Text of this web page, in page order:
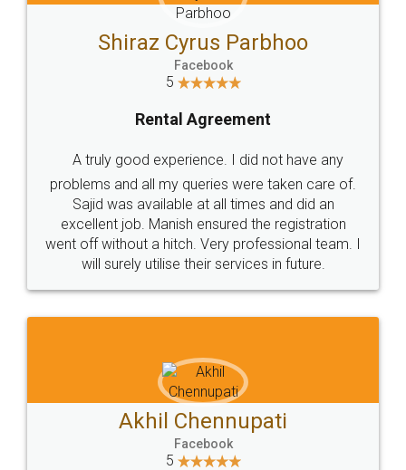
Shiraz Cyrus Parbhoo
Facebook
5
Rental Agreement
A truly good experience. I did not have any
problems and all my queries were taken care of.
Sajid was available at all times and did an
excellent job. Manish ensured the registration
went off without a hitch. Very professional team. I
will surely utilise their services in future.
Akhil Chennupati
Facebook
5